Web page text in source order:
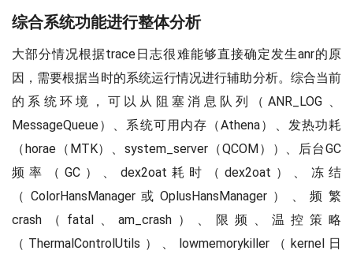
综合系统功能进行整体分析
大部分情况根据trace日志很难能够直接确定发生anr的原
因，需要根据当时的系统运行情况进行辅助分析。综合当前
的系统环境，可以从阻塞消息队列（ANR_LOG 、
MessageQueue）、系统可用内存（Athena）、发热功耗
（horae（MTK）、system_server（QCOM））、后台GC
频率（GC）、dex2oat耗时（dex2oat）、冻结
（ColorHansManager或OplusHansManager）、频繁
crash（fatal、am_crash）、限频、温控策略
（ThermalControlUtils）、lowmemorykiller（kernel日